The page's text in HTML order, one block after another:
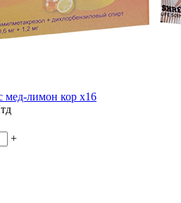
мед-лимон кор x16
+